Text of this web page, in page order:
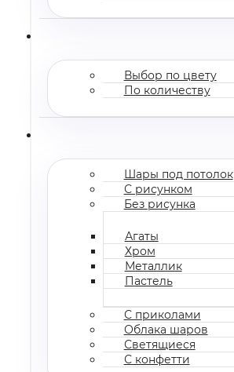
Выбор по цвету
По количеству
Шары под потолок
С рисунком
Без рисунка
Агаты
Хром
Металлик
Пастель
С приколами
Облака шаров
Светящиеся
С конфетти